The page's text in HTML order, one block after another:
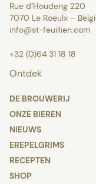
Rue d’Houdeng 220
7070 Le Roeulx –
info@st-feuillien.com
+32 (0)64 31 18 18
Ontdek
DE BROUWERIJ
ONZE BIEREN
NIEUWS
EREPELGRIMS
RECEPTEN
SHOP